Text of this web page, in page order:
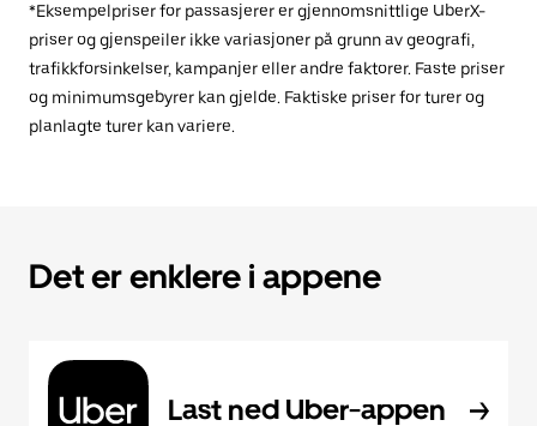
*Eksempelpriser for passasjerer er gjennomsnittlige UberX-
priser og gjenspeiler ikke variasjoner på grunn av geografi,
trafikkforsinkelser, kampanjer eller andre faktorer. Faste priser
og minimumsgebyrer kan gjelde. Faktiske priser for turer og
planlagte turer kan variere.
Det er enklere i appene
Last ned Uber-appen